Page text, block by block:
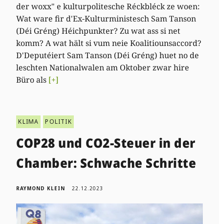
der woxx" e kulturpolitesche Réckbléck ze woen:
Wat ware fir d'Ex-Kulturministesch Sam Tanson
(Déi Gréng) Héichpunkter? Zu wat ass si net
komm? A wat hält si vum neie Koalitiounsaccord?
D'Deputéiert Sam Tanson (Déi Gréng) huet no de
leschten Nationalwalen am Oktober zwar hire
Büro als [+]
KLIMA POLITIK
COP28 und CO2-Steuer in der
Chamber: Schwache Schritte
RAYMOND KLEIN 22.12.2023